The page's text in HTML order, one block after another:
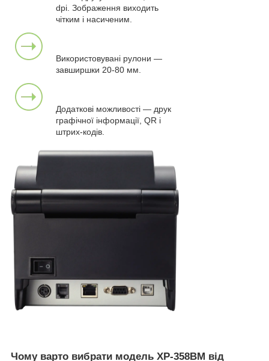
dpi. Зображення виходить
чітким і насиченим.
Використовувані рулони —
завширшки 20-80 мм.
Додаткові можливості — друк
графічної інформації, QR і
штрих-кодів.
Чому варто вибрати модель XP-358BM від